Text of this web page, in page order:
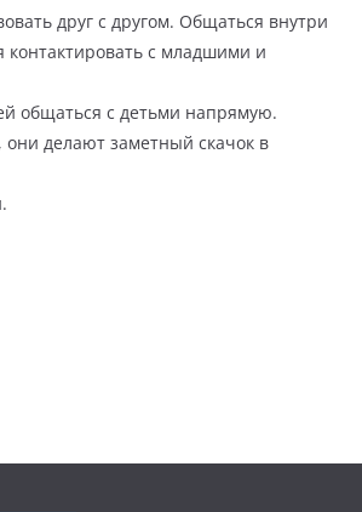
друг с другом. Общаться внутри
контактировать с младшими и
общаться с детьми напрямую.
они делают заметный скачок в